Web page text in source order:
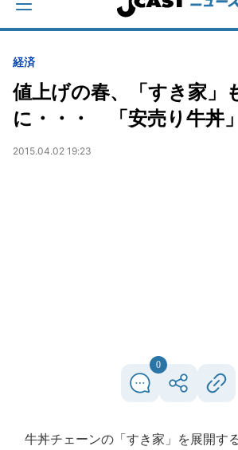
経済
値上げの春、「すき家」
に・・・ 「安売り牛丼
2015.04.02 19:23
0
牛丼チェーンの「すき家」を展開す